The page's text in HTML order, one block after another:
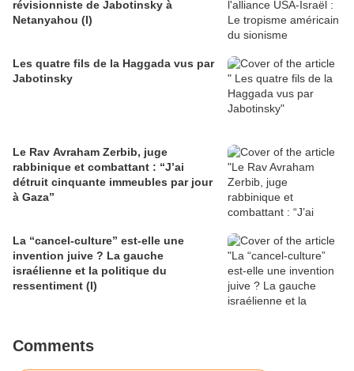
révisionniste de Jabotinsky à
Netanyahou (I)
Les quatre fils de la Haggada vus par
Jabotinsky
Le Rav Avraham Zerbib, juge
rabbinique et combattant : “J’ai
détruit cinquante immeubles par jour
à Gaza”
La “cancel-culture” est-elle une
invention juive ? La gauche
israélienne et la politique du
ressentiment (I)
Comments